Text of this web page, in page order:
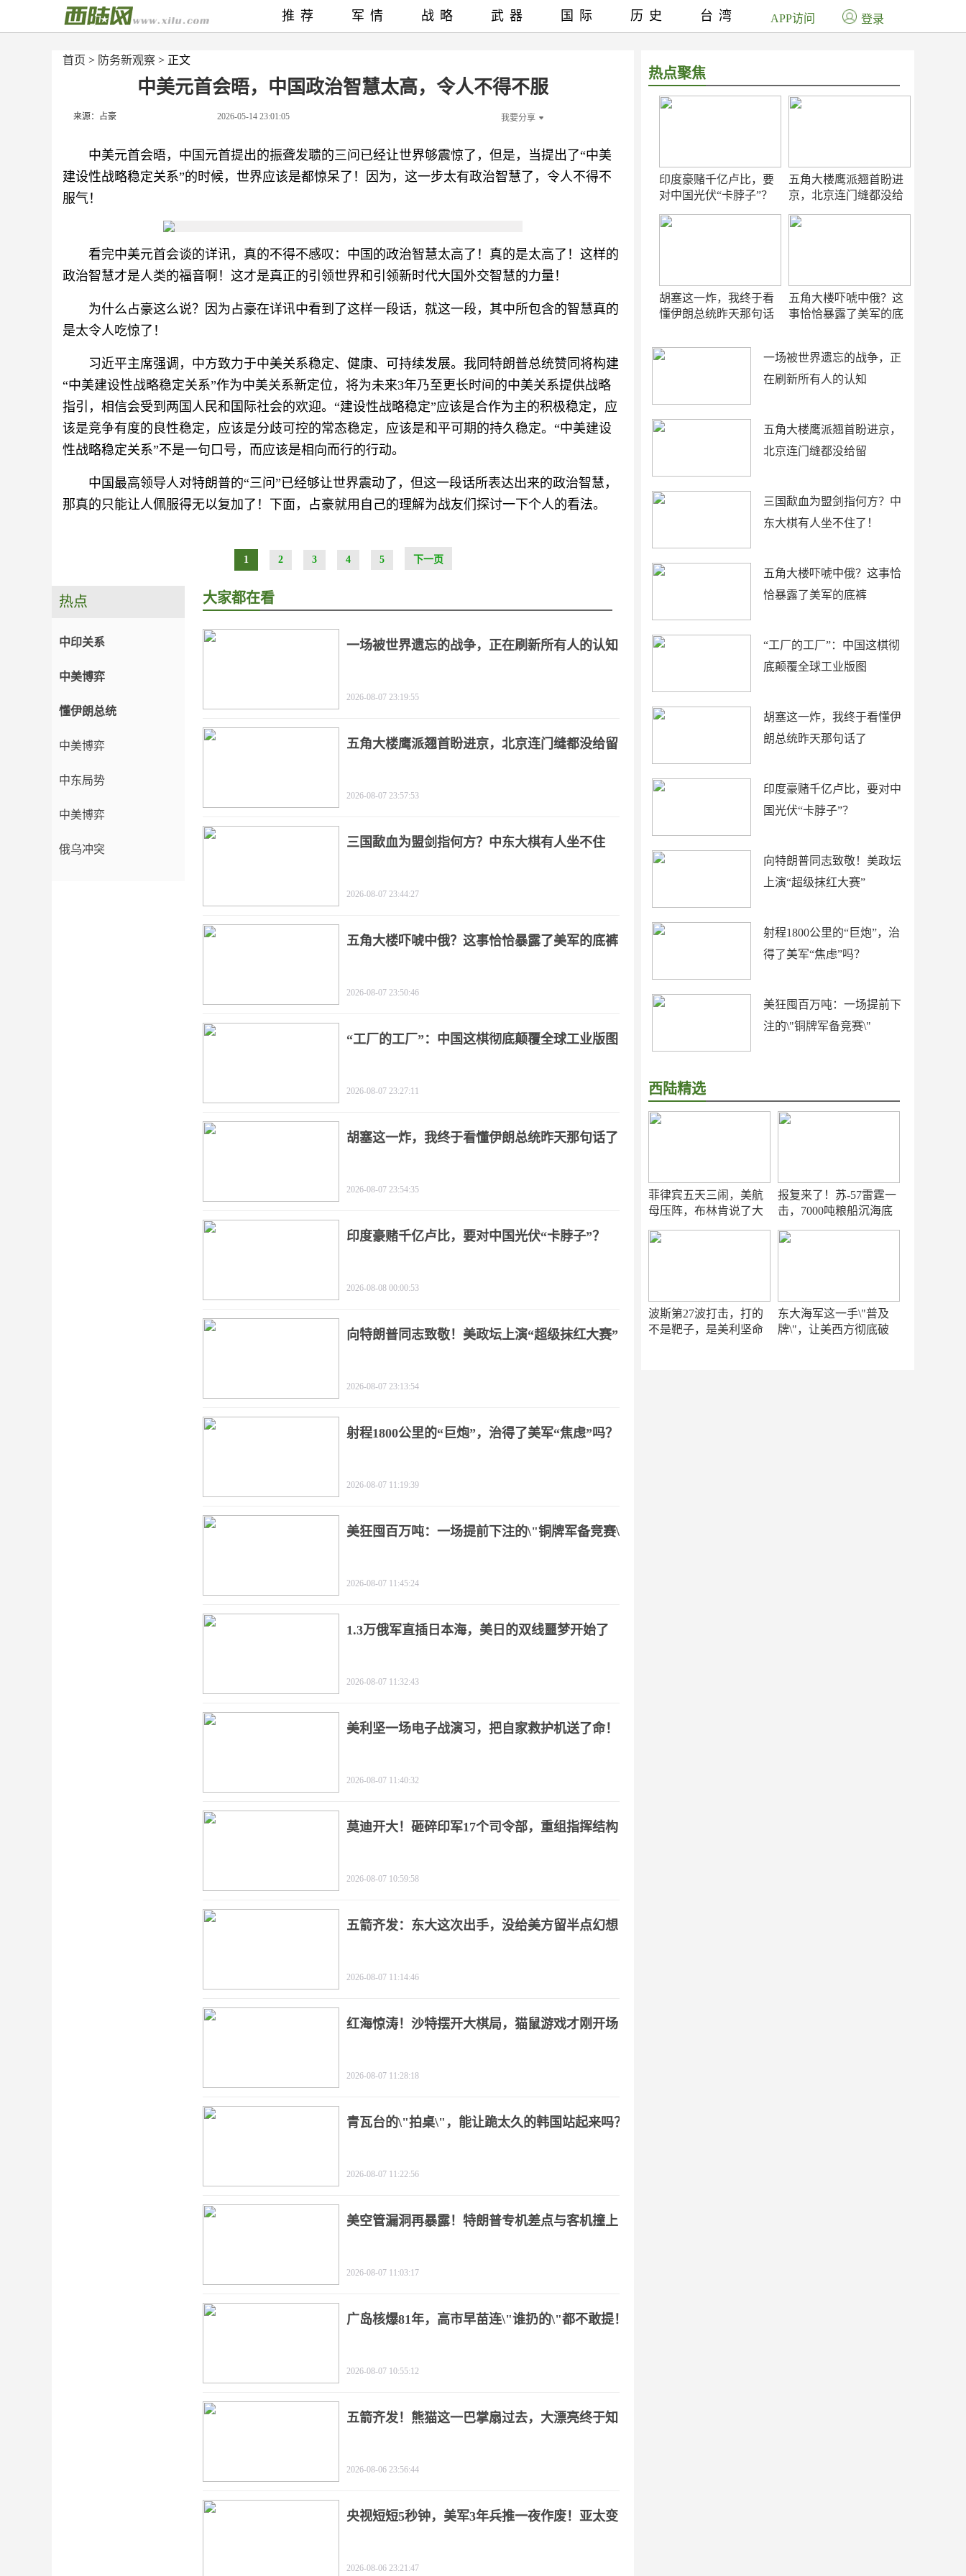
首页 > 防务新观察 > 正文
中美元首会晤，中国政治智慧太高，令人不得不服
来源：占豪 2026-05-14 23:01:05 我要分享
中美元首会晤，中国元首提出的振聋发聩的三问已经让世界够震惊了，但是，当提出了“中美
建设性战略稳定关系”的时候，世界应该是都惊呆了！因为，这一步太有政治智慧了，令人不得不
服气！
看完中美元首会谈的详讯，真的不得不感叹：中国的政治智慧太高了！真的是太高了！这样的
政治智慧才是人类的福音啊！这才是真正的引领世界和引领新时代大国外交智慧的力量！
为什么占豪这么说？因为占豪在详讯中看到了这样一段话，就这一段，其中所包含的智慧真的
是太令人吃惊了！
习近平主席强调，中方致力于中美关系稳定、健康、可持续发展。我同特朗普总统赞同将构建
“中美建设性战略稳定关系”作为中美关系新定位，将为未来3年乃至更长时间的中美关系提供战略
指引，相信会受到两国人民和国际社会的欢迎。“建设性战略稳定”应该是合作为主的积极稳定，应
该是竞争有度的良性稳定，应该是分歧可控的常态稳定，应该是和平可期的持久稳定。“中美建设
性战略稳定关系”不是一句口号，而应该是相向而行的行动。
中国最高领导人对特朗普的“三问”已经够让世界震动了，但这一段话所表达出来的政治智慧，
那真的只能让人佩服得无以复加了！下面，占豪就用自己的理解为战友们探讨一下个人的看法。
1 2 3 4 5 下一页
热点聚焦
印度豪赌千亿卢比，要
对中国光伏“卡脖子”？
五角大楼鹰派翘首盼进
京，北京连门缝都没给
胡塞这一炸，我终于看
懂伊朗总统昨天那句话
五角大楼吓唬中俄？这
事恰恰暴露了美军的底
一场被世界遗忘的战争，正
在刷新所有人的认知
五角大楼鹰派翘首盼进京，
北京连门缝都没给留
三国歃血为盟剑指何方？中
东大棋有人坐不住了！
五角大楼吓唬中俄？这事恰
恰暴露了美军的底裤
“工厂的工厂”：中国这棋彻
底颠覆全球工业版图
胡塞这一炸，我终于看懂伊
朗总统昨天那句话了
印度豪赌千亿卢比，要对中
国光伏“卡脖子”？
向特朗普同志致敬！美政坛
上演“超级抹红大赛”
射程1800公里的“巨炮”，治
得了美军“焦虑”吗？
美狂囤百万吨：一场提前下
注的\"铜牌军备竞赛\"
西陆精选
菲律宾五天三闹，美航
母压阵，布林肯说了大
报复来了！苏-57雷霆一
击，7000吨粮船沉海底
波斯第27波打击，打的
不是靶子，是美利坚命
东大海军这一手\"普及
牌\"，让美西方彻底破
推荐 军情 战略 武器 国际 历史 台湾 APP访问 登录
热点
中印关系
中美博弈
懂伊朗总统
中美博弈
中东局势
中美博弈
俄乌冲突
大家都在看
一场被世界遗忘的战争，正在刷新所有人的认知
2026-08-07 23:19:55
五角大楼鹰派翘首盼进京，北京连门缝都没给留
2026-08-07 23:57:53
三国歃血为盟剑指何方？中东大棋有人坐不住
2026-08-07 23:44:27
五角大楼吓唬中俄？这事恰恰暴露了美军的底裤
2026-08-07 23:50:46
“工厂的工厂”：中国这棋彻底颠覆全球工业版图
2026-08-07 23:27:11
胡塞这一炸，我终于看懂伊朗总统昨天那句话了
2026-08-07 23:54:35
印度豪赌千亿卢比，要对中国光伏“卡脖子”？
2026-08-08 00:00:53
向特朗普同志致敬！美政坛上演“超级抹红大赛”
2026-08-07 23:13:54
射程1800公里的“巨炮”，治得了美军“焦虑”吗？
2026-08-07 11:19:39
美狂囤百万吨：一场提前下注的\"铜牌军备竞赛\"
2026-08-07 11:45:24
1.3万俄军直插日本海，美日的双线噩梦开始了
2026-08-07 11:32:43
美利坚一场电子战演习，把自家救护机送了命！
2026-08-07 11:40:32
莫迪开大！砸碎印军17个司令部，重组指挥结构
2026-08-07 10:59:58
五箭齐发：东大这次出手，没给美方留半点幻想
2026-08-07 11:14:46
红海惊涛！沙特摆开大棋局，猫鼠游戏才刚开场
2026-08-07 11:28:18
青瓦台的\"拍桌\"，能让跪太久的韩国站起来吗？
2026-08-07 11:22:56
美空管漏洞再暴露！特朗普专机差点与客机撞上
2026-08-07 11:03:17
广岛核爆81年，高市早苗连\"谁扔的\"都不敢提！
2026-08-07 10:55:12
五箭齐发！熊猫这一巴掌扇过去，大漂亮终于知
2026-08-06 23:56:44
央视短短5秒钟，美军3年兵推一夜作废！亚太变
2026-08-06 23:21:47